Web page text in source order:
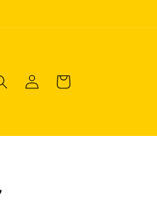
EinloggenWarenkorb